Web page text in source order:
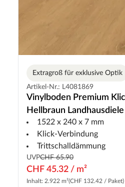
Extragroß für exklusive Optik
Artikel-Nr.: L4081869
Vinylboden Premium
Hellbraun Landhausdiele
1522 x 240 x 7 mm
Klick-Verbindung
Trittschalldämmung
UVPCHF 65.90
CHF 45.32 / m²
Inhalt: 2.922 m²(CHF 132.42 / Paket)